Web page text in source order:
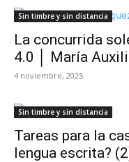
Sin timbre y sin distancia
La concurrida
4.0 │ María
4 noviembre, 2025
Sin timbre y sin distancia
Tareas para la
lengua escrita?